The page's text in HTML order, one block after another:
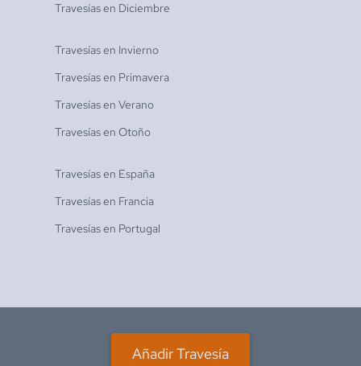
Travesías en Diciembre
Travesías en Invierno
Travesías en Primavera
Travesías en Verano
Travesías en Otoño
Travesías en España
Travesías en Francia
Travesías en Portugal
Añadir Travesía